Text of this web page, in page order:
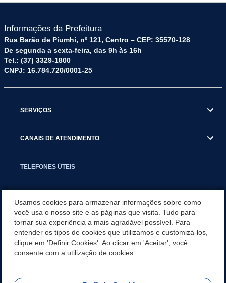
Informações da Prefeitura
Rua Barão de Piumhi, nº 121, Centro – CEP: 35570-128
De segunda a sexta-feira, das 9h às 16h
Tel.: (37) 3329-1800
CNPJ: 16.784.720/0001-25
SERVIÇOS
CANAIS DE ATENDIMENTO
TELEFONES ÚTEIS
NOTÍCIAS
APLICATIVO
Usamos cookies para armazenar informações sobre como
você usa o nosso site e as páginas que visita. Tudo para
tornar sua experiência a mais agradável possível. Para
entender os tipos de cookies que utilizamos e customizá-los,
clique em 'Definir Cookies'. Ao clicar em 'Aceitar', você
consente com a utilização de cookies.